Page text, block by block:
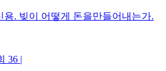
용. 빚이 어떻게 돈을만들어내는가.
36 |